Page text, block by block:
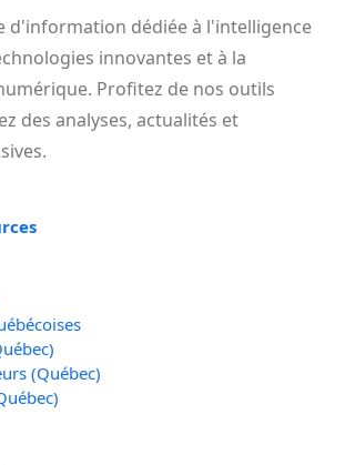
d'information dédiée à l'intelligence
innovantes et à la
Profitez de nos outils
des analyses, actualités et
(Québec)